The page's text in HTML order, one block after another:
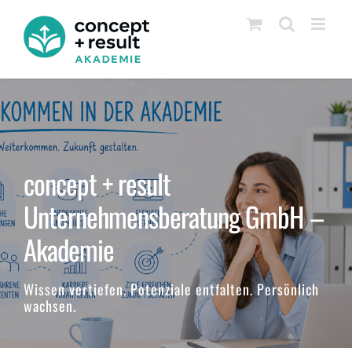
Inhalt
springen
concept + result
Unternehmensberatung GmbH –
Akademie
Wissen vertiefen. Potenziale entfalten. Persönlich
wachsen.